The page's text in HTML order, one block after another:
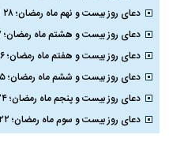
دعای روز بیست و نهم ماه رمضان؛ ۲۸ اسفند ۱۴۰۴
دعای روز بیست و هشتم ماه رمضان؛ ۲۷ اسفند ۱۴۰۴
دعای روز بیست و هفتم ماه رمضان؛ ۲۶ اسفند ۱۴۰۴
دعای روز بیست و ششم ماه رمضان؛ ۲۵ اسفند ۱۴۰۴
دعای روز بیست و پنجم ماه رمضان؛ ۲۴ اسفند ۱۴۰۴
دعای روز بیست و سوم ماه رمضان؛ ۲۲ اسفند ۱۴۰۴